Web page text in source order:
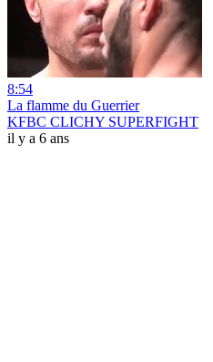
8:54
La flamme du Guerrier
KFBC CLICHY SUPERFIGHT
il y a 6 ans